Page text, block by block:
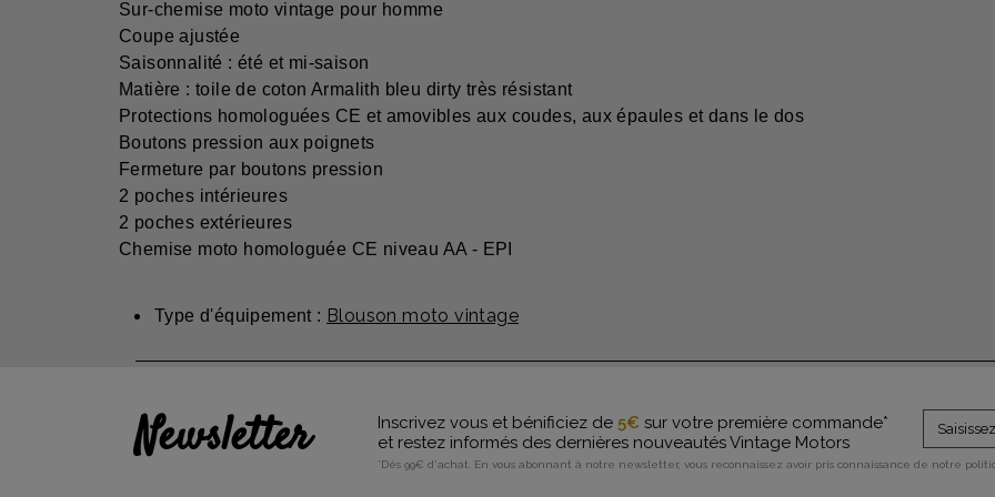
Sur-chemise moto vintage pour homme
Coupe ajustée
Saisonnalité : été et mi-saison
Matière : toile de coton Armalith bleu dirty très résistant
Protections homologuées CE et amovibles aux coudes, aux épaules et dans le dos
Boutons pression aux poignets
Fermeture par boutons pression
2 poches intérieures
2 poches extérieures
Chemise moto homologuée CE niveau AA - EPI
Type d'équipement : Blouson moto vintage
Newsletter Inscrivez vous et bénificiez de 5€ sur votre première commande*
et restez informés des dernières nouveautés Vintage Motors
*Dès 99€ d'achat. En vous abonnant à notre newsletter, vous reconnaissez avoir pris connaissance de notre